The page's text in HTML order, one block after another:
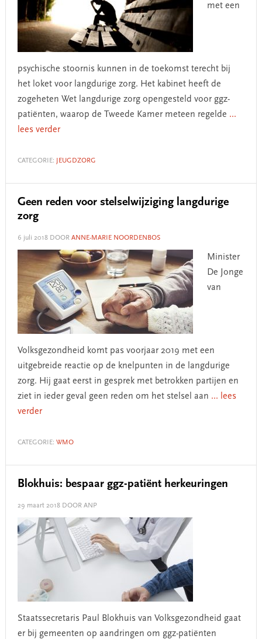
met een
psychische stoornis kunnen in de toekomst terecht bij
het loket voor langdurige zorg. Het kabinet heeft de
zogeheten Wet langdurige zorg opengesteld voor ggz-
patiënten, waarop de Tweede Kamer meteen regelde ...
lees verder
CATEGORIE: JEUGDZORG
Geen reden voor stelselwijziging langdurige
zorg
6 juli 2018DOOR ANNE-MARIE NOORDENBOS
Minister
De Jonge
van
Volksgezondheid komt pas voorjaar 2019 met een
uitgebreide reactie op de knelpunten in de langdurige
zorg. Hij gaat eerst in gesprek met betrokken partijen en
ziet in ieder geval geen reden om het stelsel aan ... lees
verder
CATEGORIE: WMO
Blokhuis: bespaar ggz-patiënt herkeuringen
29 maart 2018DOOR ANP
Staatssecretaris Paul Blokhuis van Volksgezondheid gaat
er bij gemeenten op aandringen om ggz-patiënten